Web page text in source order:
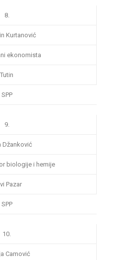
8.
Kurtanović
ekonomista
Tutin
SPP
9.
Džanković
biologije i hemije
Pazar
SPP
10.
Camović